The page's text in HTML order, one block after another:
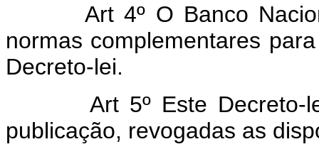
Art 4º O Banco
normas complementares
Decreto-lei.
Art 5º Este Decreto-lei
publicação, revogadas as